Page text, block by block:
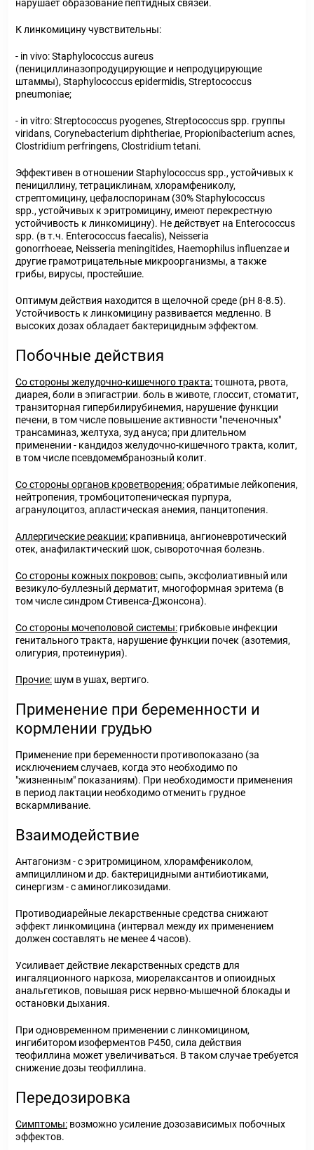
нарушает образование пептидных связей.
К линкомицину чувствительны:
- in vivo: Staphylococcus aureus
(пенициллиназопродуцирующие и непродуцирующие
штаммы), Staphylococcus epidermidis, Streptococcus
pneumoniae;
- in vitro: Streptococcus pyogenes, Streptococcus spp. группы
viridans, Corynebacterium diphtheriae, Propionibacterium acnes,
Clostridium perfringens, Clostridium tetani.
Эффективен в отношении Staphylococcus spp., устойчивых к
пенициллину, тетрациклинам, хлорамфениколу,
стрептомицину, цефалоспоринам (30% Staphylococcus
spp., устойчивых к эритромицину, имеют перекрестную
устойчивость к линкомицину). Не действует на Enterococcus
spp. (в т.ч. Enterococcus faecalis), Neisseria
gonorrhoeae, Neisseria meningitides, Haemophilus influenzae и
другие грамотрицательные микроорганизмы, а также
грибы, вирусы, простейшие.
Оптимум действия находится в щелочной среде (pH 8-8.5).
Устойчивость к линкомицину развивается медленно. В
высоких дозах обладает бактерицидным эффектом.
Побочные действия
Со стороны желудочно-кишечного тракта:тошнота, рвота,
диарея, боли в эпигастрии. боль в животе, глоссит, стоматит,
транзиторная гипербилирубинемия, нарушение функции
печени, в том числе повышение активности "печеночных"
трансаминаз, желтуха, зуд ануса; при длительном
применении - кандидоз желудочно-кишечного тракта, колит,
в том числе псевдомембранозный колит.
Со стороны органов кроветворения:обратимые лейкопения,
нейтропения, тромбоцитопеническая пурпура,
агранулоцитоз, апластическая анемия, панцитопения.
Аллергические реакции: крапивница, ангионевротический
отек, анафилактический шок, сывороточная болезнь.
Со стороны кожных покровов:сыпь, эксфолиативный или
везикуло-буллезный дерматит, многоформная эритема (в
том числе синдром Стивенса-Джонсона).
Со стороны мочеполовой системы: грибковые инфекции
генитального тракта, нарушение функции почек (азотемия,
олигурия, протеинурия).
Прочие: шум в ушах, вертиго.
Применение при беременности и
кормлении грудью
Применение при беременности противопоказано (за
исключением случаев, когда это необходимо по
"жизненным" показаниям). При необходимости применения
в период лактации необходимо отменить грудное
вскармливание.
Взаимодействие
Антагонизм - с эритромицином, хлорамфениколом,
ампициллином и др. бактерицидными антибиотиками,
синергизм - с аминогликозидами.
Противодиарейные лекарственные средства снижают
эффект линкомицина (интервал между их применением
должен составлять не менее 4 часов).
Усиливает действие лекарственных средств для
ингаляционного наркоза, миорелаксантов и опиоидных
анальгетиков, повышая риск нервно-мышечной блокады и
остановки дыхания.
При одновременном применении с линкомицином,
ингибитором изоферментов Р450, сила действия
теофиллина может увеличиваться. В таком случае требуется
снижение дозы теофиллина.
Передозировка
Симптомы: возможно усиление дозозависимых побочных
эффектов.